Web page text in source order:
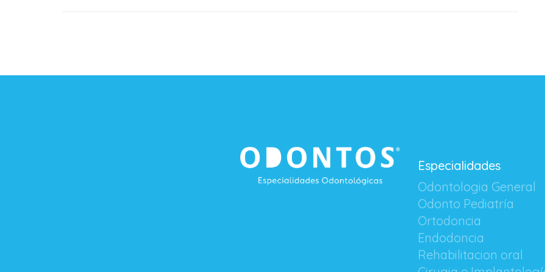
Especialidades
Odontologia General
Odonto Pediatría
Ortodoncia
Endodoncia
Rehabilitacion oral